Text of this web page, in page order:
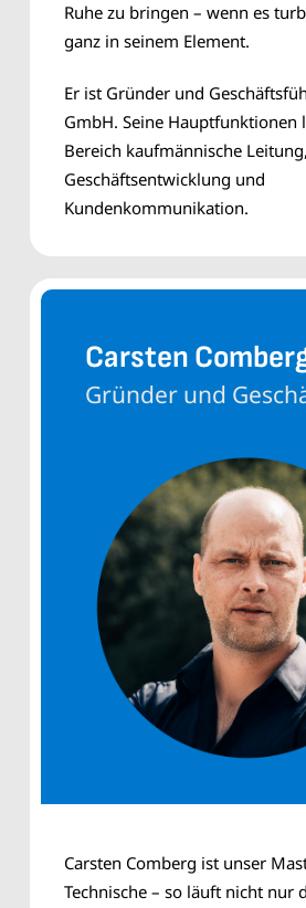
Ruhe zu bringen – wenn es
ganz in seinem Element.
Er ist Gründer und
GmbH. Seine Hauptfunktionen
Bereich kaufmännische
Geschäftsentwicklung und
Kundenkommunikation.
Carsten
Gründer und
Carsten Comberg ist unser
Technische – so läuft nicht nur